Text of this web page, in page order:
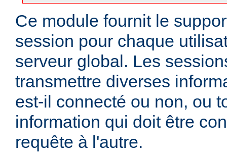
Ce module fournit le
session pour chaque
serveur global. Les
transmettre diverses
est-il connecté ou non, ou
information qui doit être
requête à l'autre.